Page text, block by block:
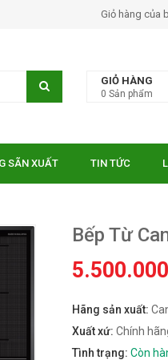
Giỏ hàng của
GIỎ HÀNG
0 Sản phẩm
SÃN XUẤT TIN TỨC
Bếp Từ
5.500.000
Hãng sản xuất:
Xuất xứ: Chính
Tình trạng: Còn